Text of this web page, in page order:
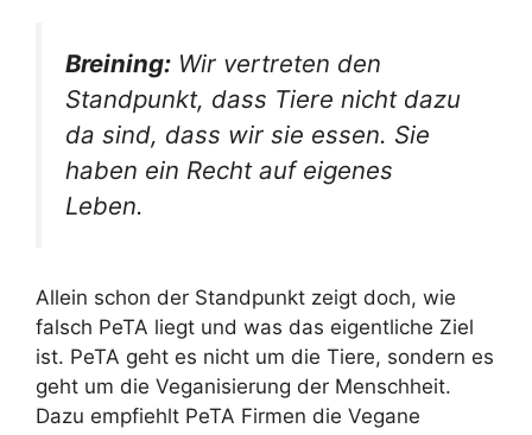
Breining: Wir vertreten den
Standpunkt, dass Tiere nicht dazu
da sind, dass wir sie essen. Sie
haben ein Recht auf eigenes
Leben.
Allein schon der Standpunkt zeigt doch, wie
falsch PeTA liegt und was das eigentliche Ziel
ist. PeTA geht es nicht um die Tiere, sondern es
geht um die Veganisierung der Menschheit.
Dazu empfiehlt PeTA Firmen die Vegane